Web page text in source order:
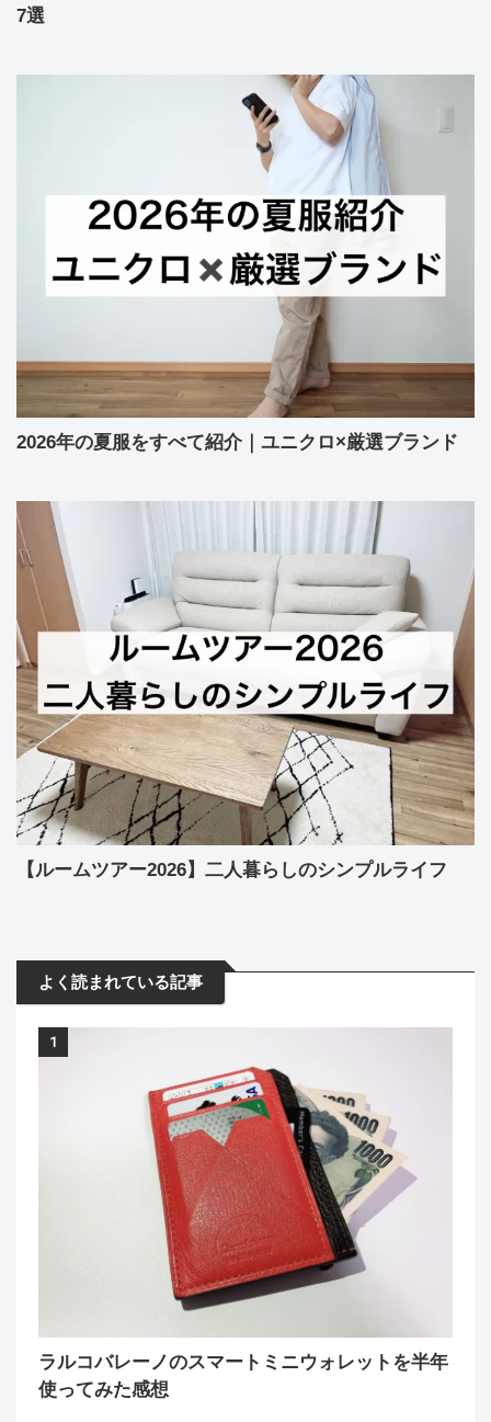
7選
2026年の夏服をすべて紹介｜ユニクロ×厳選ブランド
【ルームツアー2026】二人暮らしのシンプルライフ
よく読まれている記事
1
ラルコバレーノのスマートミニウォレットを半年
使ってみた感想